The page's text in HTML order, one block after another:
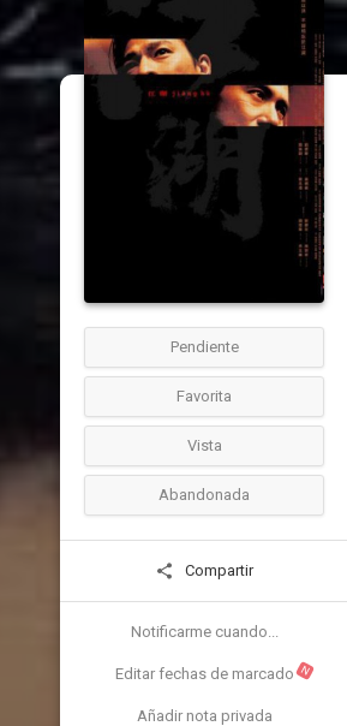
Pendiente
Favorita
Vista
Abandonada
Compartir
Notificarme cuando...
Editar fechas de marcado N
Añadir nota privada